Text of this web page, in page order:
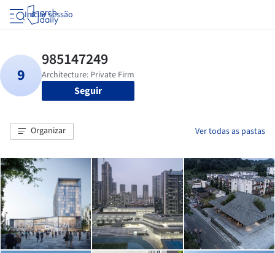
Iniciar sessão
Seguir
Organizar Ver todas as pastas